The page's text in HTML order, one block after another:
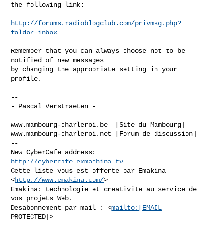
the following link:
http://forums.radioblogclub.com/privmsg.php?
folder=inbox
Remember that you can always choose not to be
notified of new messages
by changing the appropriate setting in your
profile.
--
- Pascal Verstraeten -
www.mambourg-charleroi.be  [Site du Mambourg]
www.mambourg-charleroi.net [Forum de discussion]
--
http://cybercafe.exmachina.tv
Cette liste vous est offerte par Emakina
<http://www.emakina.com/>
Emakina: technologie et creativite au service de
vos projets Web.
Desabonnement par mail : <mailto:[EMAIL
PROTECTED]>